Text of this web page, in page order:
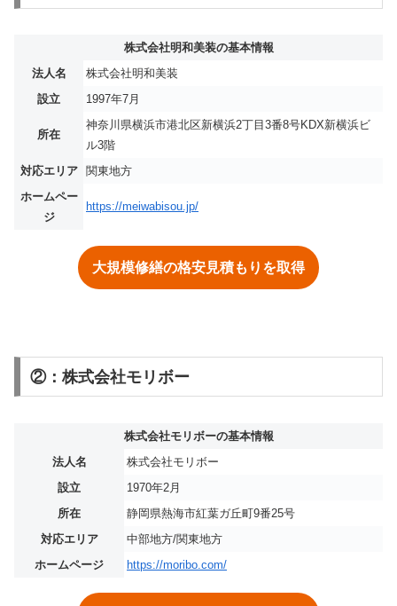
株式会社明和美装の基本情報
法人名
株式会社明和美装
設立
1997年7月
所在
神奈川県横浜市港北区新横浜2丁目3番8号KDX新横浜ビ
ル3階
対応エリア
関東地方
ホームペー
ジ
https://meiwabisou.jp/
大規模修繕の格安見積もりを取得
②：株式会社モリボー
株式会社モリボーの基本情報
法人名
株式会社モリボー
設立
1970年2月
所在
静岡県熱海市紅葉ガ丘町9番25号
対応エリア
中部地方/関東地方
ホームページ
https://moribo.com/